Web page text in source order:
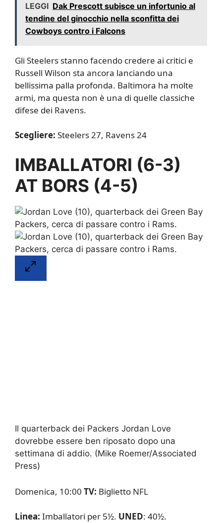
LEGGI Dak Prescott subisce un infortunio al
tendine del ginocchio nella sconfitta dei
Cowboys contro i Falcons
Gli Steelers stanno facendo credere ai critici e
Russell Wilson sta ancora lanciando una
bellissima palla profonda. Baltimora ha molte
armi, ma questa non è una di quelle classiche
difese dei Ravens.
Scegliere: Steelers 27, Ravens 24
IMBALLATORI (6-3)
AT BORS (4-5)
Il quarterback dei Packers Jordan Love
dovrebbe essere ben riposato dopo una
settimana di addio. (Mike Roemer/Associated
Press)
Domenica, 10:00 TV: Biglietto NFL
Linea: Imballatori per 5½. UNED: 40½.